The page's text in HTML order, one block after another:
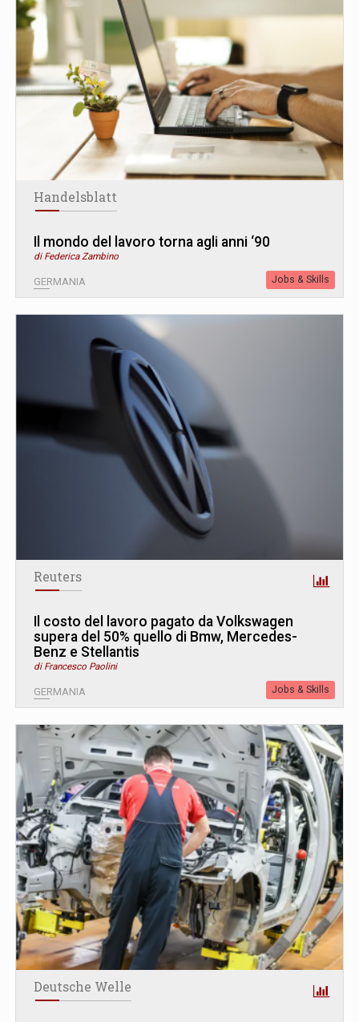
Handelsblatt
Il mondo del lavoro torna agli anni ‘90
di Federica Zambino
GERMANIA Jobs & Skills
Reuters
Il costo del lavoro pagato da Volkswagen
supera del 50% quello di Bmw, Mercedes-
Benz e Stellantis
di Francesco Paolini
GERMANIA Jobs & Skills
Deutsche Welle